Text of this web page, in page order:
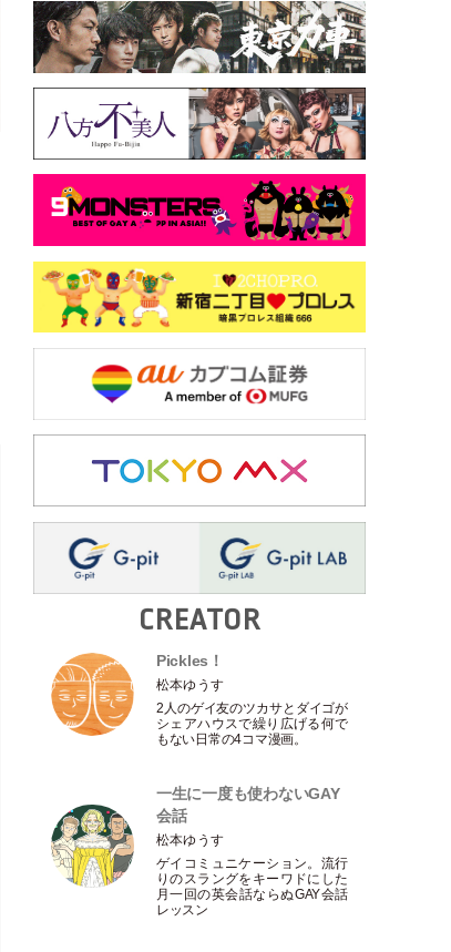
CREATOR
Pickles！
松本ゆうす
2人のゲイ友のツカサとダイゴが
シェアハウスで繰り広げる何で
もない日常の4コマ漫画。
一生に一度も使わないGAY
会話
松本ゆうす
ゲイコミュニケーション。流行
りのスラングをキーワドにした
月一回の英会話ならぬGAY会話
レッスン